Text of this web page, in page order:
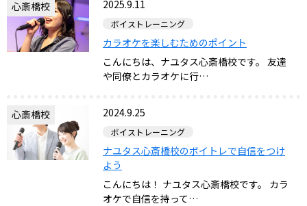
心斎橋校 2025.9.11
ボイストレーニング
カラオケを楽しむためのポイント
こんにちは、ナユタス心斎橋校です。 友達
や同僚とカラオケに行…
心斎橋校 2024.9.25
ボイストレーニング
ナユタス心斎橋校のボイトレで自信をつけ
よう
こんにちは！ ナユタス心斎橋校です。 カラ
オケで自信を持って…